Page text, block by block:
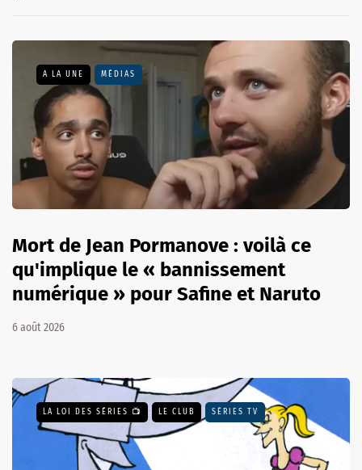
A LA UNE MÉDIAS
Mort de Jean Pormanove : voilà ce
qu'implique le « bannissement
numérique » pour Safine et Naruto
6 août 2026
LA LOI DES SÉRIES 📺 LE CLUB SÉRIES TV